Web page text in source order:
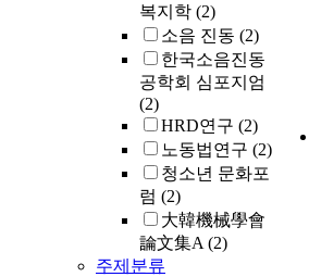
복지학 (2)
소음 진동 (2)
한국소음진동
공학회 심포지엄
(2)
HRD연구 (2)
노동법연구 (2)
청소년 문화포
럼 (2)
大韓機械學會
論文集A(2)
주제분류